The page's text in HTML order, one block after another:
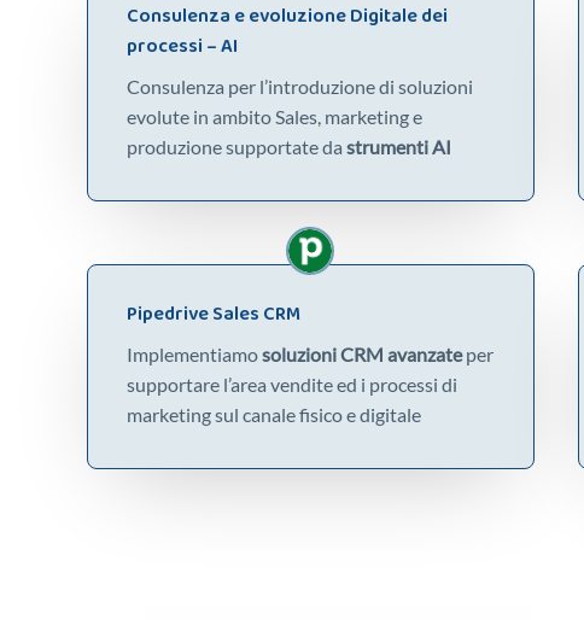
Consulenza e evoluzione Digitale dei
processi – AI
Consulenza per l’introduzione di soluzioni
evolute in ambito Sales, marketing e
produzione supportate da strumenti AI
Pipedrive Sales CRM
Implementiamosoluzioni CRM avanzateper
supportare l’area vendite ed i processi di
marketing sul canale fisico e digitale